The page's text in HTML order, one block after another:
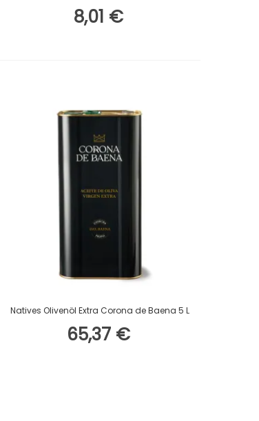
8,01 €
In Den Warenkorb
Natives Olivenöl Extra Corona de Baena 5 L
65,37 €